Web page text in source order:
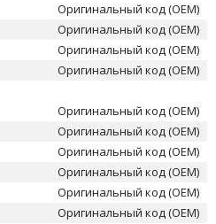
Оригинальный код (OEM)
Оригинальный код (OEM)
Оригинальный код (OEM)
Оригинальный код (OEM)
Оригинальный код (OEM)
Оригинальный код (OEM)
Оригинальный код (OEM)
Оригинальный код (OEM)
Оригинальный код (OEM)
Оригинальный код (OEM)